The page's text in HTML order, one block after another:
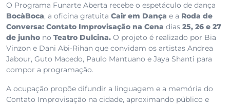
O Programa Funarte Aberta recebe o espetáculo de dança
BocàBoca, a oficina gratuita Cair em Dança e a Roda de
Conversa: Contato Improvisação na Cena dias 25, 26 e 27
de junho no Teatro Dulcina. O projeto é realizado por Bia
Vinzon e Dani Abi-Rihan que convidam os artistas Andrea
Jabour, Guto Macedo, Paulo Mantuano e Jaya Shanti para
compor a programação.
A ocupação propõe difundir a linguagem e a memória do
Contato Improvisação na cidade, aproximando público e